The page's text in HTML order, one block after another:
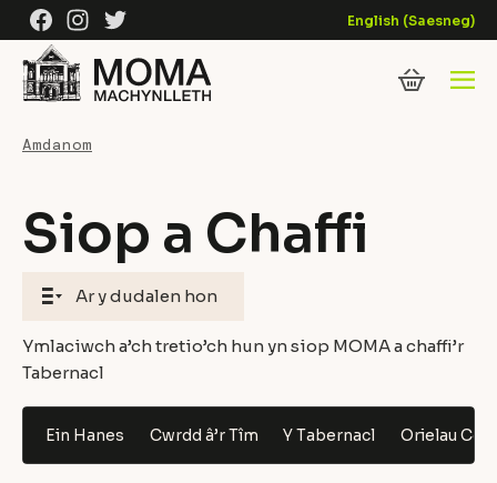
Skip to content
FacebookInstagramTwitter English (Saesneg)
Amdanom
Siop a Chaffi
Ar y dudalen hon
Siop MOMA
Siop Goffi’r Tabernacl
Ymlaciwch a’ch tretio’ch hun yn siop MOMA a chaffi’r
Tabernacl
Ein Hanes Cwrdd â’r Tîm Y Tabernacl Orielau Celf